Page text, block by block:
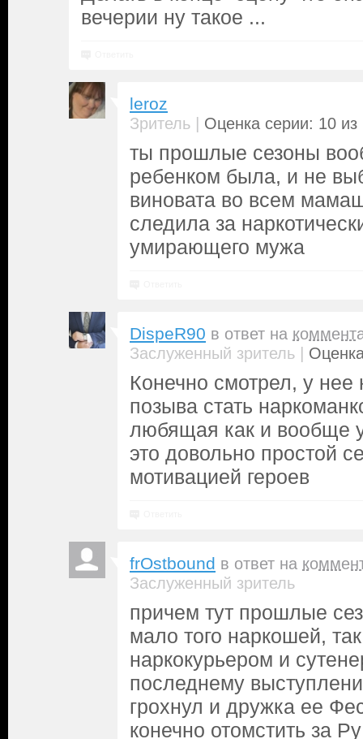
вечерии ну такое ...
leroz
Зритель | Оценка серии: 10 из
ты прошлые сезоны
ребенком была, и не
виновата во всем
следила за
умирающего мужа
DispeR90 в ответ на
Заслуженный зритель |
Конечно смотрел, у
позыва стать
любящая как и вообще
это довольно простой
мотивацией героев
frOstbound в ответ на
Заслуженный зритель
причем тут прошлые
мало того наркошей,
наркокурьером и
последнему
грохнул и дружка ее
конечно отомстить за